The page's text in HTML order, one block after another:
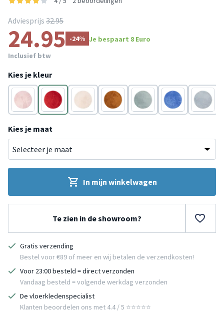
Adviesprijs 32.95
24.95 -24% Je bespaart 8 Euro
Inclusief btw
Kies je kleur
Roze Rood Beige TerracottaGroen Blauw
Grijs
Kies je maat
In mijn winkelwagen
Te zien in de showroom?
Gratis verzending
Bestel voor €89 of meer en wij betalen de verzendkosten!
Voor 23:00 besteld = direct verzonden
Vandaag besteld = volgende werkdag verzonden
De vloerkledenspecialist
Klanten beoordelen ons met 4.4 / 5 ⭐⭐⭐⭐⭐